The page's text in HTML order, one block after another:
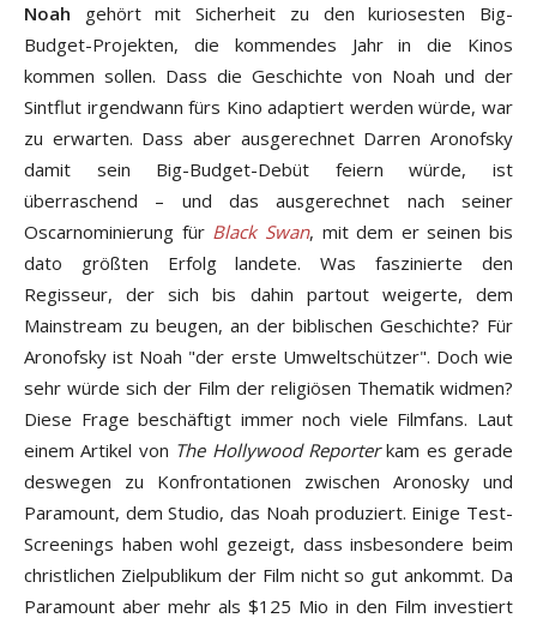
Noah gehört mit Sicherheit zu den kuriosesten Big-
Budget-Projekten, die kommendes Jahr in die Kinos
kommen sollen. Dass die Geschichte von Noah und der
Sintflut irgendwann fürs Kino adaptiert werden würde, war
zu erwarten. Dass aber ausgerechnet Darren Aronofsky
damit sein Big-Budget-Debüt feiern würde, ist
überraschend – und das ausgerechnet nach seiner
Oscarnominierung für Black Swan, mit dem er seinen bis
dato größten Erfolg landete. Was faszinierte den
Regisseur, der sich bis dahin partout weigerte, dem
Mainstream zu beugen, an der biblischen Geschichte? Für
Aronofsky ist Noah "der erste Umweltschützer". Doch wie
sehr würde sich der Film der religiösen Thematik widmen?
Diese Frage beschäftigt immer noch viele Filmfans. Laut
einem Artikel von The Hollywood Reporterkam es gerade
deswegen zu Konfrontationen zwischen Aronosky und
Paramount, dem Studio, das Noah produziert. Einige Test-
Screenings haben wohl gezeigt, dass insbesondere beim
christlichen Zielpublikum der Film nicht so gut ankommt. Da
Paramount aber mehr als $125 Mio in den Film investiert